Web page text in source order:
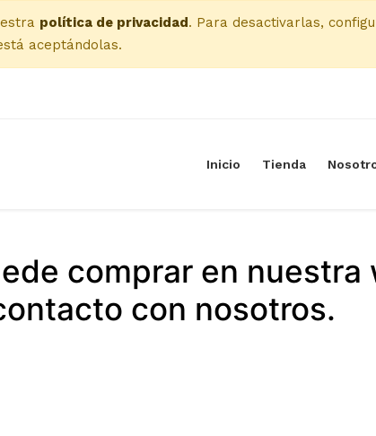
política de privacidad. Para desactivarlas,
aceptándolas.
Inicio Tienda
comprar en nuestra
con nosotros.